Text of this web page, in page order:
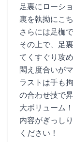
足裏にローシ
裏を執拗にこち
さらには足枷
その上で、足
てくすぐり攻め
悶え度合いが
ラストは手も
の合わせ技で
大ボリューム！
内容がぎっし
ください！